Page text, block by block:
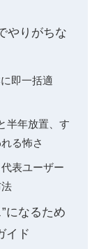
やりがちな
即一括適
半年放置、す
る怖さ
表ユーザー
になるため
イド